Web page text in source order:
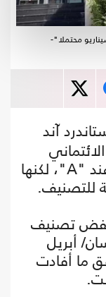
محتملا"-
آند
للاحتلال الإسرائيلي دون تغيير عند "A"، لكنها
للتصنيف.
خفض تصنيف
أبريل
أكتوبر 2024، وفق ما أفادت